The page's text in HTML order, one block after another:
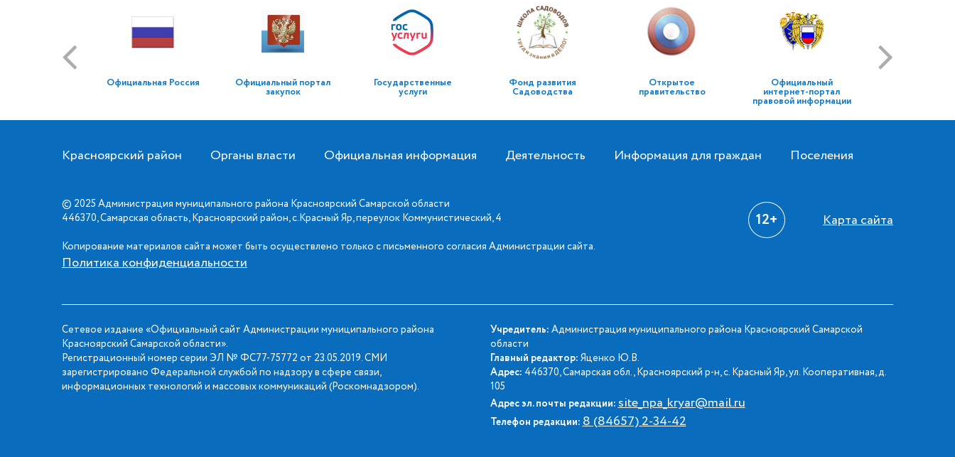
Официальная Россия Официальный портал
закупок
Государственные
услуги
Фонд развития
Садоводства
Открытое
правительство
Официальный
интернет-портал
правовой информации
Красноярский район Органы власти Официальная информация Деятельность Информация для граждан Поселения
© 2025 Администрация муниципального района Красноярский Самарской области
446370, Самарская область, Красноярский район, с.Красный Яр, переулок Коммунистический, 4
Копирование материалов сайта может быть осуществлено только с письменного согласия Администрации сайта.
Политика конфиденциальности
12+ Карта сайта
Сетевое издание «Официальный сайт Администрации муниципального района
Красноярский Самарской области».
Регистрационный номер серии ЭЛ № ФС77-75772 от 23.05.2019. СМИ
зарегистрировано Федеральной службой по надзору в сфере связи,
информационных технологий и массовых коммуникаций (Роскомнадзором).
Учредитель: Администрация муниципального района Красноярский Самарской
области
Главный редактор: Яценко Ю.В.
Адрес: 446370, Самарская обл., Красноярский р-н, с. Красный Яр, ул. Кооперативная, д.
105
Адрес эл. почты редакции:site_npa_kryar@mail.ru
Телефон редакции:8 (84657) 2-34-42